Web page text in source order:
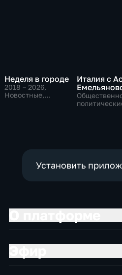
Неделя в городе
2018 – 2026,
Новостные,
Италия с
Установить